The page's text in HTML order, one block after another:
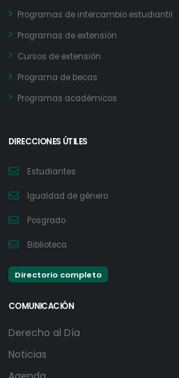
Programas de intercambio estudiantil
Programas de extensión
Cursos de extensión
Programa de becas
Programas académicos
DIRECCIONES ÚTILES
Estudiantes
Igualdad de género
Posgrado
Biblioteca
Directorio completo
COMUNICACIÓN
Derecho al Día
Noticias